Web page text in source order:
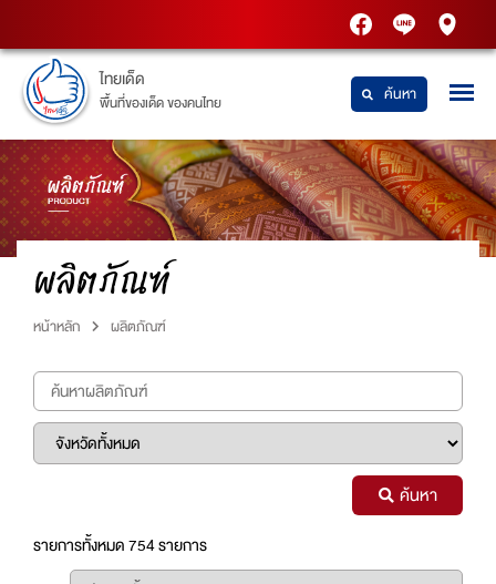
PTT
PTT
ไทยเด็ด
พื้นที่ของเด็ด ของคนไทย ค้นหา
ผลิตภัณฑ์
หน้าหลัก ผลิตภัณฑ์
ค้นหา
รายการทั้งหมด 754 รายการ